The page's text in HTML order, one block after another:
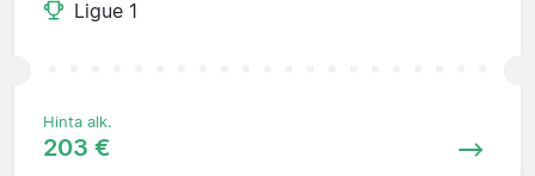
Ligue 1
Hinta alk.
203 €